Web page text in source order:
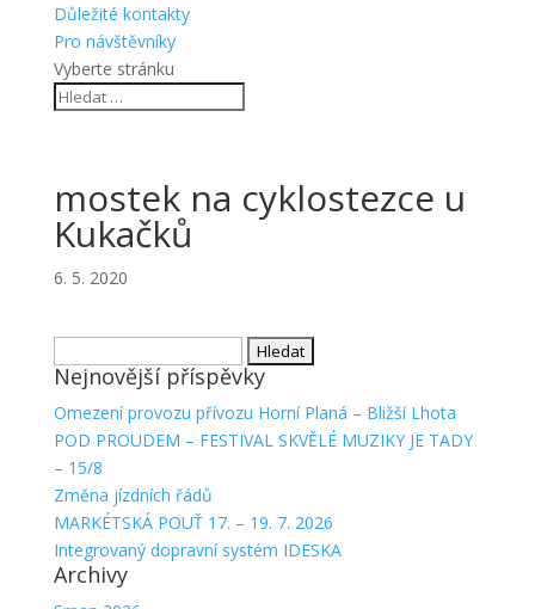
Důležité kontakty
Pro návštěvníky
Vyberte stránku
mostek na cyklostezce u
Kukačků
6. 5. 2020
Nejnovější příspěvky
Omezení provozu přívozu Horní Planá – Bližší Lhota
POD PROUDEM – FESTIVAL SKVĚLÉ MUZIKY JE TADY
– 15/8
Změna jízdních řádů
MARKÉTSKÁ POUŤ 17. – 19. 7. 2026
Integrovaný dopravní systém IDESKA
Archivy